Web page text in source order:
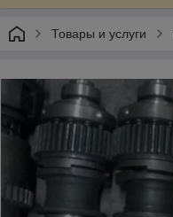
Товары и услуги